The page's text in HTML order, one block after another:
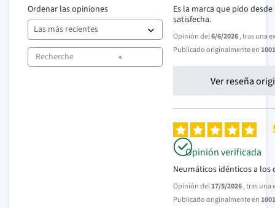
Ordenar las opiniones
Es la marca que pido
satisfecha.
Opinión del6/6/2026, tras una
Publicado originalmente en
Ver reseña
Opinión verificada
Neumáticos idénticos a los
Opinión del17/5/2026, tras una
Publicado originalmente en